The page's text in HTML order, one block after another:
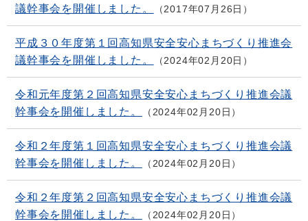
議幹事会を開催しました。
2017年07月26日
平成３０年度第１回高知県安全安心まちづくり推進会
議幹事会を開催しました。
2024年02月20日
令和元年度第２回高知県安全安心まちづくり推進会議
幹事会を開催しました。
2024年02月20日
令和２年度第１回高知県安全安心まちづくり推進会議
幹事会を開催しました。
2024年02月20日
令和２年度第２回高知県安全安心まちづくり推進会議
幹事会を開催しました。
2024年02月20日